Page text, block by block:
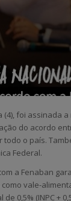
foi assinada
do acordo
o país.
Federal.
a Fenaban
vale-
0,5% (INPC +